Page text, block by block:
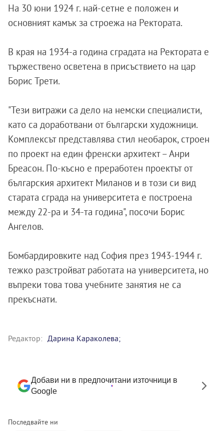
На 30 юни 1924 г. най-сетне е положен и
основният камък за строежа на Ректората.
В края на 1934-а година сградата на Ректората е
тържествено осветена в присъствието на цар
Борис Трети.
"Тези витражи са дело на немски специалисти,
като са доработвани от български художници.
Комплексът представлява стил необарок, строен
по проект на един френски архитект – Анри
Бреасон. По-късно е преработен проектът от
българския архитект Миланов и в този си вид
старата сграда на университета е построена
между 22-ра и 34-та година", посочи Борис
Ангелов.
Бомбардировките над София през 1943-1944 г.
тежко разстройват работата на университета, но
въпреки това това учебните занятия не са
прекъснати.
Редактор: Дарина Караколева;
Добави ни в предпочитани източници в
Google
Последвайте ни